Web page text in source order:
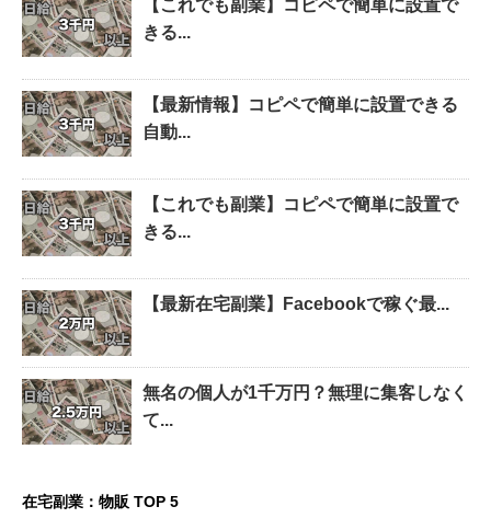
【これでも副業】コピペで簡単に設置で
きる...
【最新情報】コピペで簡単に設置できる
自動...
【これでも副業】コピペで簡単に設置で
きる...
【最新在宅副業】Facebookで稼ぐ最...
無名の個人が1千万円？無理に集客しなく
て...
在宅副業：物販 TOP 5